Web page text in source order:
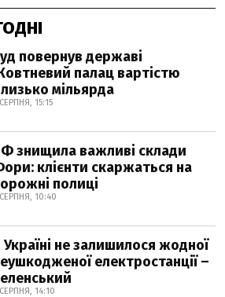
повернув державі
палац вартістю
мільярда
15:15
знищила важливі склади
клієнти скаржаться на
полиці
10:40
Україні не залишилося жодної
електростанції –
14:10